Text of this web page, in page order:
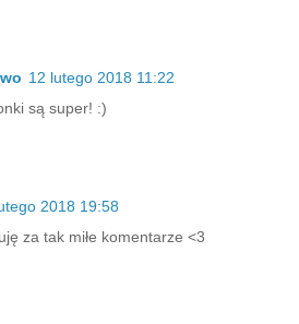
12 lutego 2018 11:22
są super! :)
2018 19:58
za tak miłe komentarze <3